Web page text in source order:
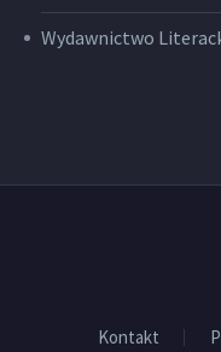
Wydawnictwo
Kontakt